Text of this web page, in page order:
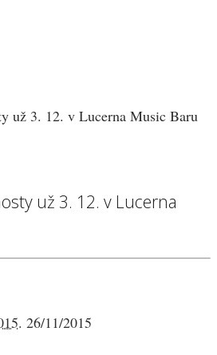
už 3. 12. v Lucerna
. 26/11/2015